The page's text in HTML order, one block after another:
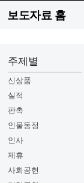
보도자료 홈
주제별
신상품
실적
판촉
인물동정
인사
제휴
사회공헌